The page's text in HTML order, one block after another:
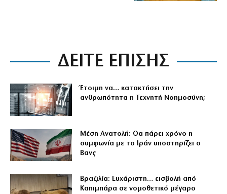
ΔΕΙΤΕ ΕΠΙΣΗΣ
Έτοιμη να… κατακτήσει την
ανθρωπότητα η Τεχνητή Νοημοσύνη;
Μέση Ανατολή: Θα πάρει χρόνο η
συμφωνία με το Ιράν υποστηρίζει ο
Βανς
Βραζιλία: Ευχάριστη… εισβολή από
Καπιμπάρα σε νομοθετικό μέγαρο